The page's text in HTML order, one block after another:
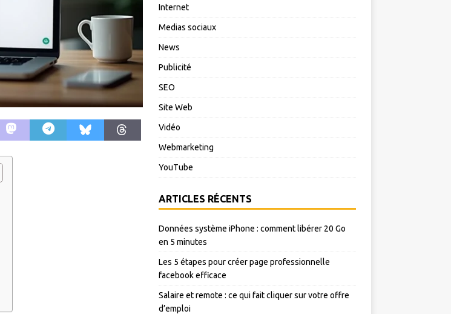
Internet
Medias sociaux
News
Publicité
SEO
Site Web
Vidéo
Webmarketing
YouTube
ARTICLES RÉCENTS
Données système iPhone : comment libérer 20 Go
en 5 minutes
Les 5 étapes pour créer page professionnelle
facebook efficace
Salaire et remote : ce qui fait cliquer sur votre offre
d’emploi